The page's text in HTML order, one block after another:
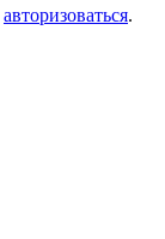
авторизоваться.